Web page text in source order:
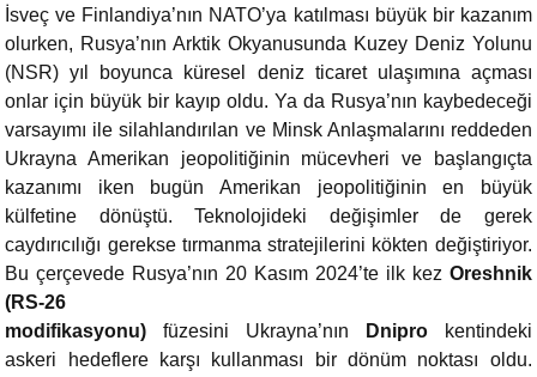
İsveç ve Finlandiya’nın NATO’ya katılması büyük bir kazanım
olurken, Rusya’nın Arktik Okyanusunda Kuzey Deniz Yolunu
(NSR) yıl boyunca küresel deniz ticaret ulaşımına açması
onlar için büyük bir kayıp oldu. Ya da Rusya’nın kaybedeceği
varsayımı ile silahlandırılan ve Minsk Anlaşmalarını reddeden
Ukrayna Amerikan jeopolitiğinin mücevheri ve başlangıçta
kazanımı iken bugün Amerikan jeopolitiğinin en büyük
külfetine dönüştü. Teknolojideki değişimler de gerek
caydırıcılığı gerekse tırmanma stratejilerini kökten değiştiriyor.
Bu çerçevede Rusya’nın 20 Kasım 2024’te ilk kez Oreshnik
(RS-26
modifikasyonu)füzesini Ukrayna’nın Dnipro
kentindeki
askeri hedeflere karşı kullanması bir dönüm noktası oldu.